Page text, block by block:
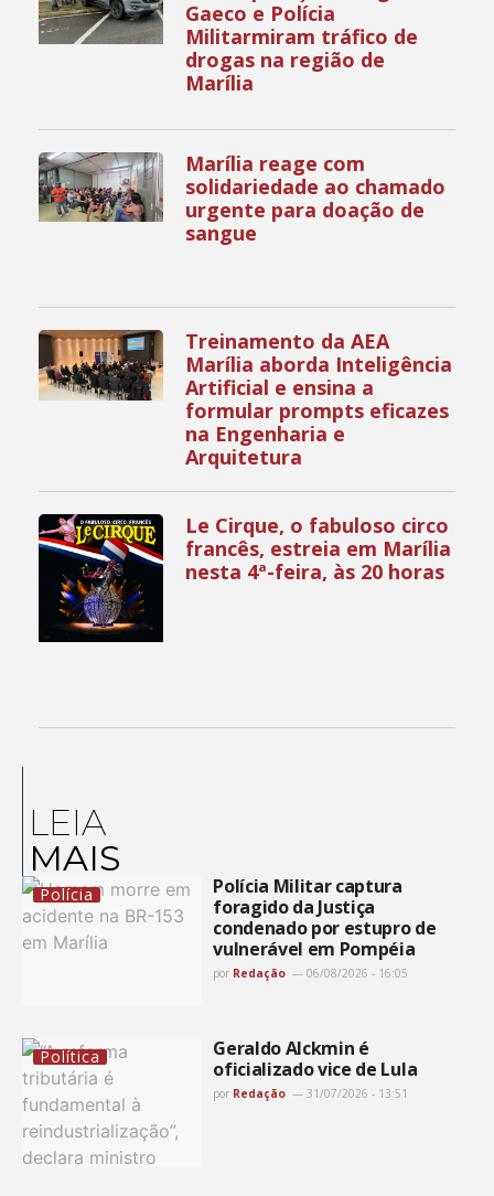
Gaeco e Polícia
Militarmiram tráfico de
drogas na região de
Marília
Marília reage com
solidariedade ao chamado
urgente para doação de
sangue
Treinamento da AEA
Marília aborda Inteligência
Artificial e ensina a
formular prompts eficazes
na Engenharia e
Arquitetura
Le Cirque, o fabuloso circo
francês, estreia em Marília
nesta 4ª-feira, às 20 horas
LEIA
MAIS
Polícia
Polícia Militar captura
foragido da Justiça
condenado por estupro de
vulnerável em Pompéia
por Redação 06/08/2026 - 16:05
Política
Geraldo Alckmin é
oficializado vice de Lula
por Redação 31/07/2026 - 13:51